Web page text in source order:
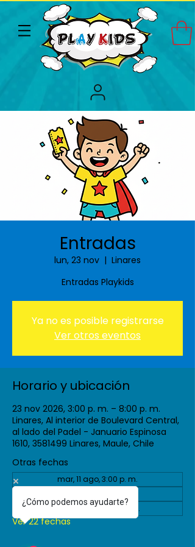
Entradas
lun, 23 nov
  |
Linares
Entradas Playkids
Ya no es posible registrarse
Ver otros eventos
Horario y ubicación
23 nov 2026, 3:00 p. m. – 8:00 p. m.
Linares, Al interior de Boulevard Central,
al lado del Padel - Januario Espinosa
1610, 3581499 Linares, Maule, Chile
Otras fechas
mar, 11 ago, 3:00 p. m.
mar, 08 sept, 3:00 p. m.
Ver 22 fechas
¿Cómo podemos ayudarte?